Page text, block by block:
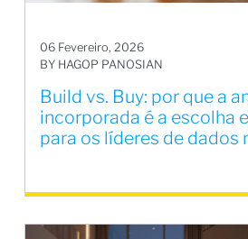
06 Fevereiro, 2026
BY HAGOP PANOSIAN
Build vs. Buy: por que a
incorporada é a escolha
para os líderes de dados